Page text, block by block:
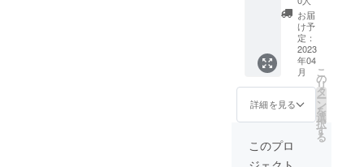
ご連絡
いたし
ます。
降、順
次郵送
にて対
応させ
て頂き
ます。
※生産ラ
インの
一部遅
りお届
けが遅
コンセ
プトに
開発し
まし
た！ 練
習用水
着の下
に履く
夫。生
のメッ
セー
ジ」を
贈らせ
て頂き
ます。
※クラウ
ドファ
日終了
後、順
売をさ
れてい
る事業
者様
で、こ
の『水
泳用サ
ニタ
リー
ショー
ツ』を
店頭に
お届
け予
定：
2023
年04
月
詳細を見る
こ
の
リ
タ
ー
ン
を
選
択
す
る
このプロ